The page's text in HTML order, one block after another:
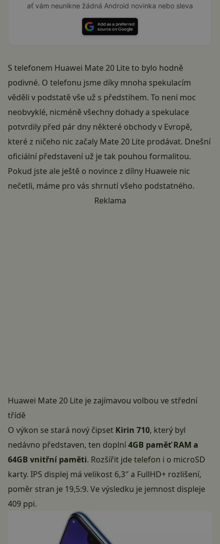
ať vám neunikne žádná Android novinka nebo sleva
S telefonem Huawei Mate 20 Lite to bylo hodně
podivné. O telefonu jsme díky mnoha spekulacím
věděli v podstatě vše už s předstihem. To není moc
neobvyklé, nicméně všechny dohady a spekulace
potvrdily před pár dny některé obchody v Evropě,
které z ničeho nic začaly Mate 20 Lite prodávat. Dnešní
oficiální představení už je tak pouhou formalitou.
Pokud jste ale ještě o novince z dílny Huaweie nic
nečetli, máme pro vás shrnutí všeho podstatného.
Reklama
Huawei Mate 20 Lite je zajímavou volbou ve střední
třídě
O výkon se stará nový čipset Kirin 710, který byl
nedávno představen, ten doplní4GB paměť RAM a
64GB vnitřní paměti. Rozšířit jde telefon i o microSD
karty. IPS displej má velikost 6,3″ a FullHD+ rozlišení,
poměr stran je 19,5:9. Ve výsledku je jemnost displeje
409 ppi.